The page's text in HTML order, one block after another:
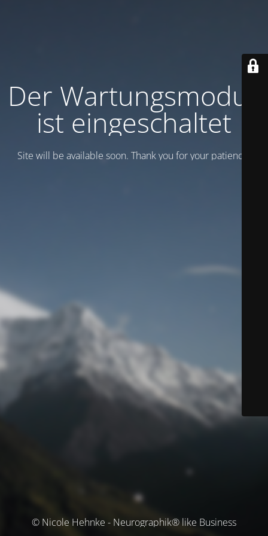
Der Wartungsmodus
ist eingeschaltet
Site will be available soon. Thank you for your patience!
© Nicole Hehnke - Neurographik® like Business